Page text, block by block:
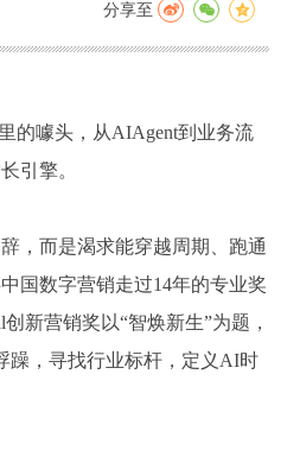
分享至
的噱头，从AIAgent到业务流
引擎。
，而是渴求能穿越周期、跑通
国数字营销走过14年的专业奖
新营销奖以“智焕新生”为题，
躁，寻找行业标杆，定义AI时